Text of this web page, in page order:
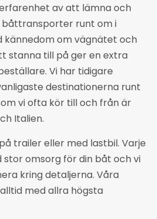
av att lämna och
runt om i
kännedom om vägnätet och
stanna till på ger en extra
Vi har tidigare
destinationerna runt
vi ofta kör till och från är
Italien.
trailer eller med lastbil. Varje
omsorg för din båt och vi
kring detaljerna. Våra
med allra högsta